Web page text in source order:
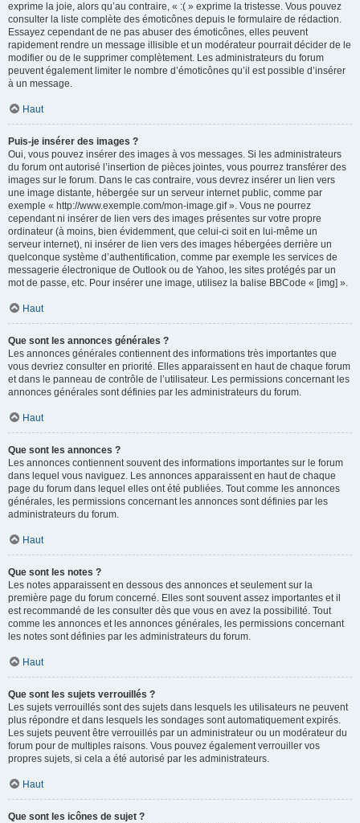
exprime la joie, alors qu’au contraire, « :( » exprime la tristesse. Vous pouvez
consulter la liste complète des émoticônes depuis le formulaire de rédaction.
Essayez cependant de ne pas abuser des émoticônes, elles peuvent
rapidement rendre un message illisible et un modérateur pourrait décider de le
modifier ou de le supprimer complètement. Les administrateurs du forum
peuvent également limiter le nombre d’émoticônes qu’il est possible d’insérer
à un message.
Haut
Puis-je insérer des images ?
Oui, vous pouvez insérer des images à vos messages. Si les administrateurs
du forum ont autorisé l’insertion de pièces jointes, vous pourrez transférer des
images sur le forum. Dans le cas contraire, vous devrez insérer un lien vers
une image distante, hébergée sur un serveur internet public, comme par
exemple « http://www.exemple.com/mon-image.gif ». Vous ne pourrez
cependant ni insérer de lien vers des images présentes sur votre propre
ordinateur (à moins, bien évidemment, que celui-ci soit en lui-même un
serveur internet), ni insérer de lien vers des images hébergées derrière un
quelconque système d’authentification, comme par exemple les services de
messagerie électronique de Outlook ou de Yahoo, les sites protégés par un
mot de passe, etc. Pour insérer une image, utilisez la balise BBCode « [img] ».
Haut
Que sont les annonces générales ?
Les annonces générales contiennent des informations très importantes que
vous devriez consulter en priorité. Elles apparaissent en haut de chaque forum
et dans le panneau de contrôle de l’utilisateur. Les permissions concernant les
annonces générales sont définies par les administrateurs du forum.
Haut
Que sont les annonces ?
Les annonces contiennent souvent des informations importantes sur le forum
dans lequel vous naviguez. Les annonces apparaissent en haut de chaque
page du forum dans lequel elles ont été publiées. Tout comme les annonces
générales, les permissions concernant les annonces sont définies par les
administrateurs du forum.
Haut
Que sont les notes ?
Les notes apparaissent en dessous des annonces et seulement sur la
première page du forum concerné. Elles sont souvent assez importantes et il
est recommandé de les consulter dès que vous en avez la possibilité. Tout
comme les annonces et les annonces générales, les permissions concernant
les notes sont définies par les administrateurs du forum.
Haut
Que sont les sujets verrouillés ?
Les sujets verrouillés sont des sujets dans lesquels les utilisateurs ne peuvent
plus répondre et dans lesquels les sondages sont automatiquement expirés.
Les sujets peuvent être verrouillés par un administrateur ou un modérateur du
forum pour de multiples raisons. Vous pouvez également verrouiller vos
propres sujets, si cela a été autorisé par les administrateurs.
Haut
Que sont les icônes de sujet ?